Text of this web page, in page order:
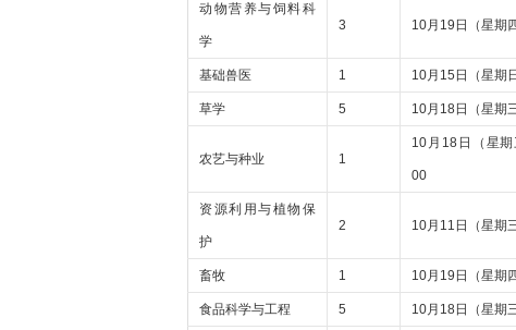
动物营养与饲料科
学
3 10月19日（星期
基础兽医 1 10月15日（星期
草学 5 10月18日（星期
农艺与种业 1
10月18日（星期
00
资源利用与植物保
护
2 10月11日（星期
畜牧 1 10月19日（星期
食品科学与工程 5 10月18日（星期